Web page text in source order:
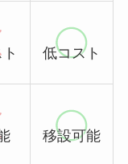
低コスト
移設可能